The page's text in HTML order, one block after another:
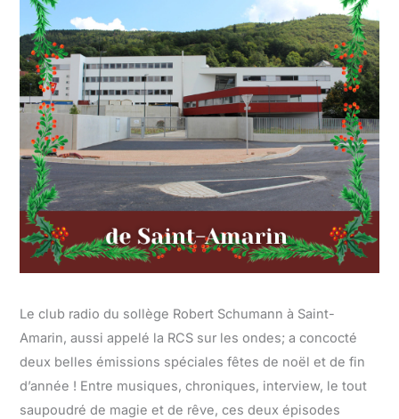
Le club radio du sollège Robert Schumann à Saint-
Amarin, aussi appelé la RCS sur les ondes; a concocté
deux belles émissions spéciales fêtes de noël et de fin
d’année ! Entre musiques, chroniques, interview, le tout
saupoudré de magie et de rêve, ces deux épisodes